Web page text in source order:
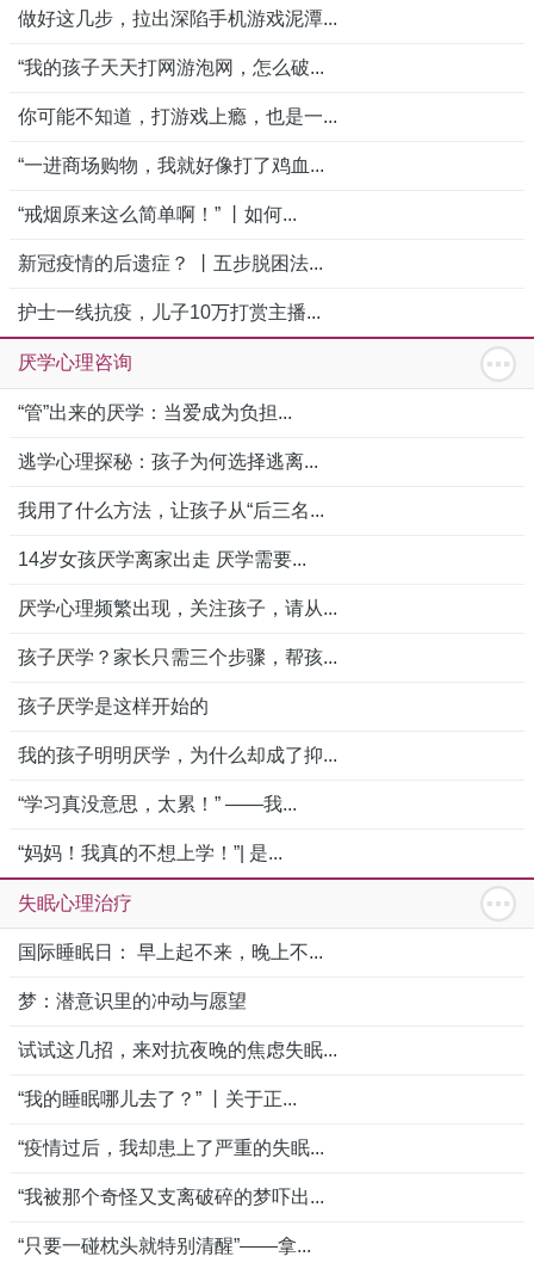
做好这几步，拉出深陷手机游戏泥潭...
“我的孩子天天打网游泡网，怎么破...
你可能不知道，打游戏上瘾，也是一...
“一进商场购物，我就好像打了鸡血...
“戒烟原来这么简单啊！” 丨如何...
新冠疫情的后遗症？ 丨五步脱困法...
护士一线抗疫，儿子10万打赏主播...
厌学心理咨询
“管”出来的厌学：当爱成为负担...
逃学心理探秘：孩子为何选择逃离...
我用了什么方法，让孩子从“后三名...
14岁女孩厌学离家出走 厌学需要...
厌学心理频繁出现，关注孩子，请从...
孩子厌学？家长只需三个步骤，帮孩...
孩子厌学是这样开始的
我的孩子明明厌学，为什么却成了抑...
“学习真没意思，太累！” ——我...
“妈妈！我真的不想上学！”| 是...
失眠心理治疗
国际睡眠日： 早上起不来，晚上不...
梦：潜意识里的冲动与愿望
试试这几招，来对抗夜晚的焦虑失眠...
“我的睡眠哪儿去了？” 丨关于正...
“疫情过后，我却患上了严重的失眠...
“我被那个奇怪又支离破碎的梦吓出...
“只要一碰枕头就特别清醒”——拿...